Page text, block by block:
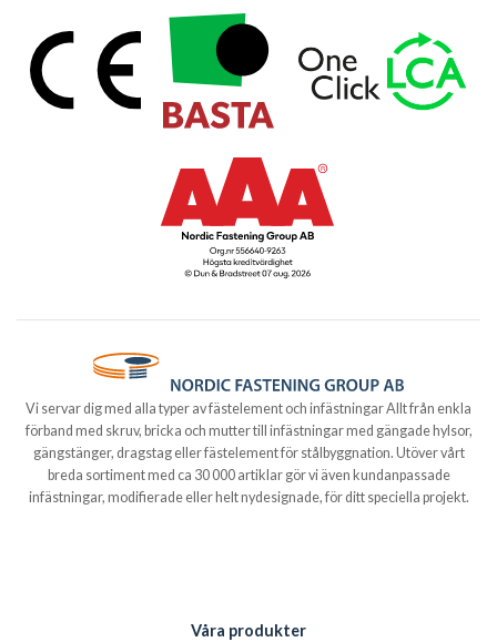
Vi servar dig med alla typer av fästelement och infästningar Allt från enkla
förband med skruv, bricka och mutter till infästningar med gängade hylsor,
gängstänger, dragstag eller fästelement för stålbyggnation. Utöver vårt
breda sortiment med ca 30 000 artiklar gör vi även kundanpassade
infästningar, modifierade eller helt nydesignade, för ditt speciella projekt.
Våra produkter